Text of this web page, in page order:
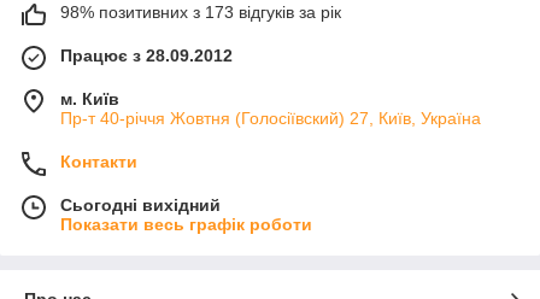
98% позитивних з 173 відгуків за рік
Працює з 28.09.2012
м. Київ
Пр-т 40-річчя Жовтня (Голосіївский) 27, Київ, Україна
Контакти
Сьогодні вихідний
Показати весь графік роботи